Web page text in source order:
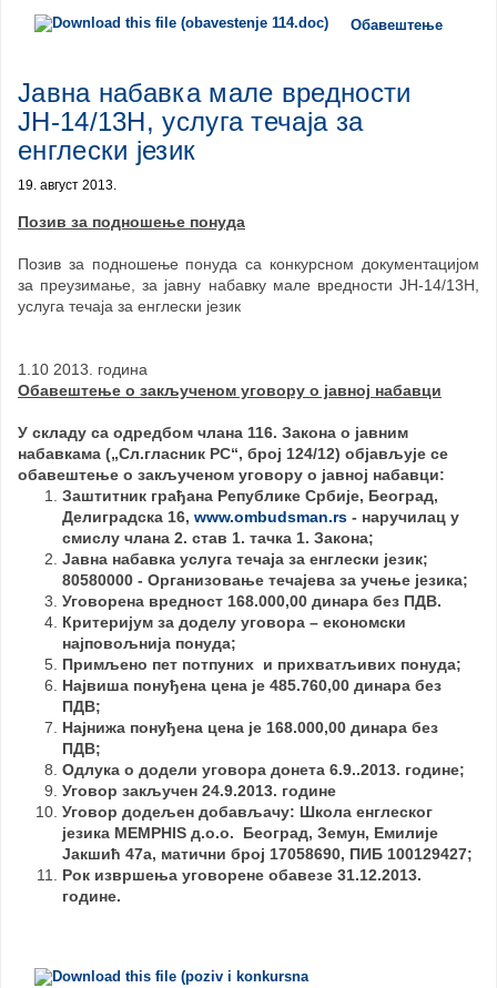
Обавештење
Јавна набавка мале вредности
ЈН-14/13Н, услуга течаја за
енглески језик
19. август 2013.
Позив за подношење понуда
Позив за подношење понуда са конкурсном документацијом
за преузимање, за јавну набавку мале вредности ЈН-14/13Н,
услуга течаја за енглески језик
1.10 2013. година
Обавештење о закљученом уговору о јавној набавци
У складу са одредбом члана 116. Закона о јавним
набавкама („Сл.гласник РС“, број 124/12) објављује се
обавештење о закљученом уговору о јавној набавци:
Заштитник грађана Републике Србије, Београд,
Делиградска 16, www.ombudsman.rs - наручилац у
смислу члана 2. став 1. тачка 1. Закона;
Јавна набавка услуга течаја за енглески језик;
80580000 - Организовање течајева за учење језика;
Уговорена вредност 168.000,00 динара без ПДВ.
Критеријум за доделу уговора – економски
најповољнија понуда;
Примљено пет потпуних и прихватљивих понуда;
Највиша понуђена цена је 485.760,00 динара без
ПДВ;
Најнижа понуђена цена је 168.000,00 динара без
ПДВ;
Одлука о додели уговора донета 6.9..2013. године;
Уговор закључен 24.9.2013. године
Уговор додељен добављачу: Школа енглеског
језика MEMPHIS д.о.о. Београд, Земун, Емилије
Јакшић 47а, матични број 17058690, ПИБ 100129427;
Рок извршења уговорене обавезе 31.12.2013.
године.